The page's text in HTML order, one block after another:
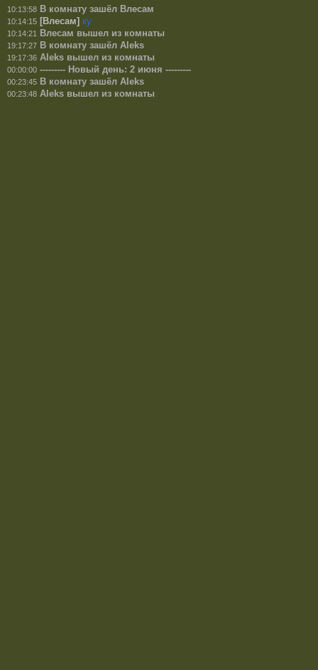
10:13:58 В комнату зашёл Влесам
10:14:15 [Влесам] ку
10:14:21 Влесам вышел из комнаты
19:17:27 В комнату зашёл Aleks
19:17:36 Aleks вышел из комнаты
00:00:00 --------- Новый день: 2 июня ---------
00:23:45 В комнату зашёл Aleks
00:23:48 Aleks вышел из комнаты